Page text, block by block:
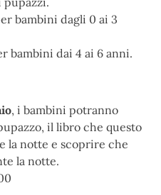
bambini dagli 0 ai 3
bambini dai 4 ai 6 anni.
, i bambini potranno
il libro che questo
la notte e scoprire che
la notte.